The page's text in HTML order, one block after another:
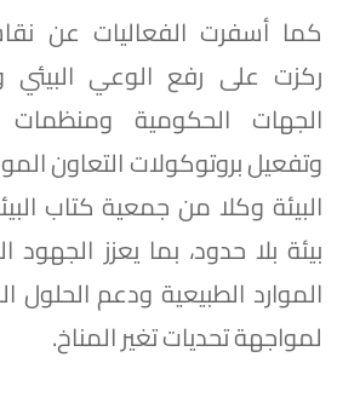
كما أسفرت الفعاليات عن
ركزت على رفع الوعي البيئي
الجهات الحكومية ومنظمات
وتفعيل بروتوكولات التعاون
البيئة وكلا من جمعية كتاب
بيئة بلا حدود، بما يعزز
الموارد الطبيعية ودعم الحلول
لمواجهة تحديات تغير المناخ.